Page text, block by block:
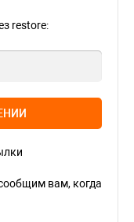
restore:
вам, когда